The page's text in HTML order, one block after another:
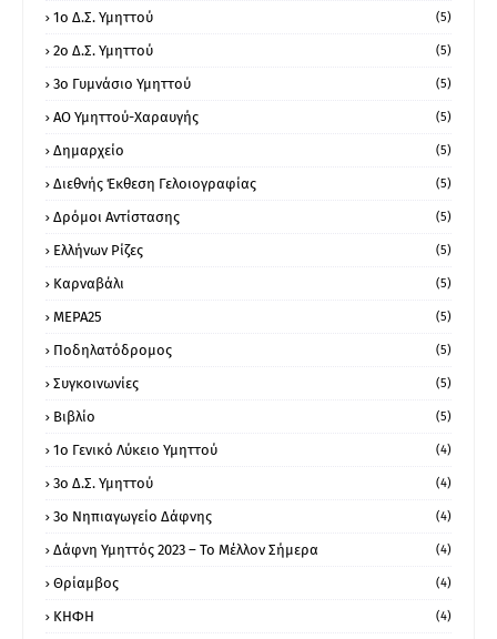
1ο Δ.Σ. Υμηττού (5)
2ο Δ.Σ. Υμηττού (5)
3ο Γυμνάσιο Υμηττού (5)
ΑΟ Υμηττού-Χαραυγής (5)
Δημαρχείο (5)
Διεθνής Έκθεση Γελοιογραφίας (5)
Δρόμοι Αντίστασης (5)
Ελλήνων Ρίζες (5)
Καρναβάλι (5)
ΜΕΡΑ25 (5)
Ποδηλατόδρομος (5)
Συγκοινωνίες (5)
Βιβλίο (5)
1ο Γενικό Λύκειο Υμηττού (4)
3ο Δ.Σ. Υμηττού (4)
3ο Νηπιαγωγείο Δάφνης (4)
Δάφνη Υμηττός 2023 – Το Μέλλον Σήμερα (4)
Θρίαμβος (4)
ΚΗΦΗ (4)